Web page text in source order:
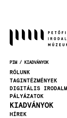
MORZSA
PIM KIADVÁNYOK
RÓLUNK
TAGINTÉZMÉNYEK
DIGITÁLIS
PÁLYÁZATOK
KIADVÁNYOK
HÍREK